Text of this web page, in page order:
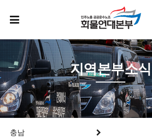
지역본부소식
충남